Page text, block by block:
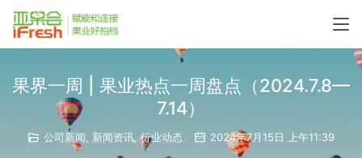
果界一周 | 果业热点一周盘点（2024.7.8—
7.14）
公司新闻 新闻资讯 ,行业动态 2024年7月15日 上午11:39